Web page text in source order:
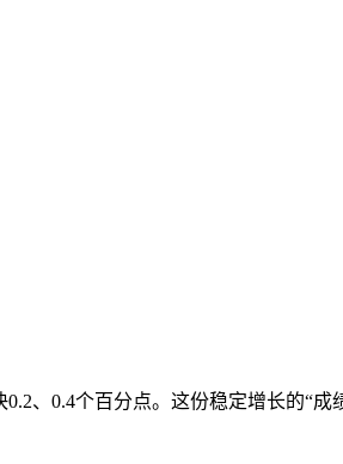
、0.4个百分点。这份稳定增长的“成